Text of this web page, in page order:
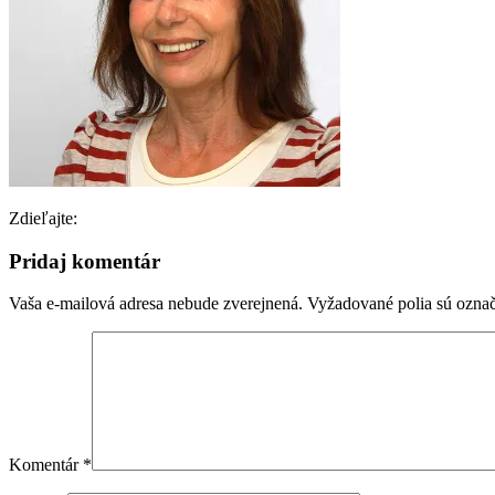
Zdieľajte:
Pridaj komentár
Vaša e-mailová adresa nebude zverejnená. Vyžadované polia sú
Komentár *